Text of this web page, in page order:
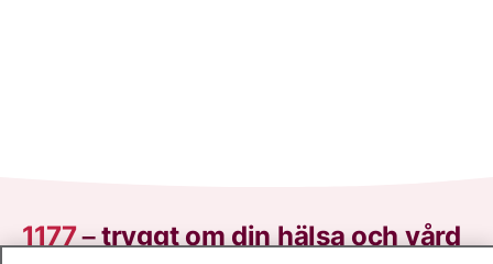
1177–tryggt om din hälsa och vård